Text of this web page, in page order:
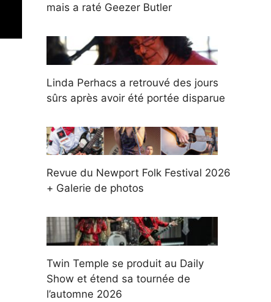
mais a raté Geezer Butler
Linda Perhacs a retrouvé des jours
sûrs après avoir été portée disparue
Revue du Newport Folk Festival 2026
+ Galerie de photos
Twin Temple se produit au Daily
Show et étend sa tournée de
l’automne 2026